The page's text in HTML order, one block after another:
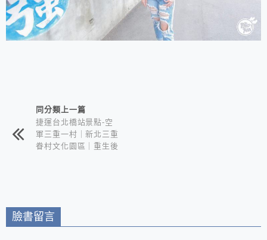
相連文章同分類上一篇
捷運台北橋站景點-空
軍三重一村｜新北三重
眷村文化園區｜重生後
臉書留言